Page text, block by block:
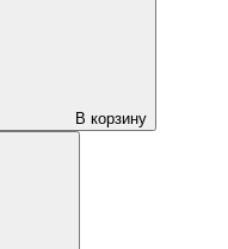
В корзину